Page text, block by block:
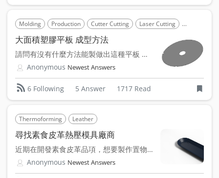
Molding Production Cutter Cutting Laser Cutting
大面積塑膠平板 成型方法
請問有沒有什麼方法能製做出這種平板 上方有五個螺絲孔要跟...
Anonymous Newest Answers
6 Following 5 Answer 1717 Read
Thermoforming Leather
尋找素食皮革熱壓模具廠商
近期在開發素食皮革品項，想要製作置物盤類產品、並透過熱壓方...
Anonymous Newest Answers